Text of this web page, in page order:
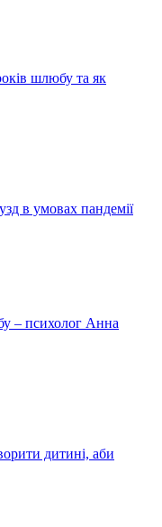
шлюбу та як
в умовах пандемії
– психолог Анна
дитині, аби